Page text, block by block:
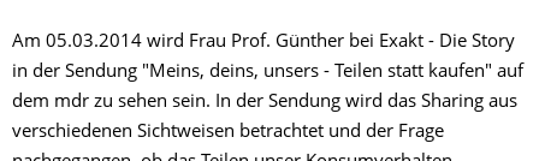
Am 05.03.2014 wird Frau Prof. Günther bei Exakt - Die Story
in der Sendung "Meins, deins, unsers - Teilen statt kaufen" auf
dem mdr zu sehen sein. In der Sendung wird das Sharing aus
verschiedenen Sichtweisen betrachtet und der Frage